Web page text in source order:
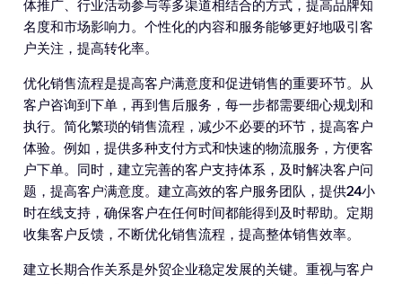
体推广、行业活动参与等多渠道相结合的方式，提高品牌知
名度和市场影响力。个性化的内容和服务能够更好地吸引客
户关注，提高转化率。
优化销售流程是提高客户满意度和促进销售的重要环节。从
客户咨询到下单，再到售后服务，每一步都需要细心规划和
执行。简化繁琐的销售流程，减少不必要的环节，提高客户
体验。例如，提供多种支付方式和快速的物流服务，方便客
户下单。同时，建立完善的客户支持体系，及时解决客户问
题，提高客户满意度。建立高效的客户服务团队，提供24小
时在线支持，确保客户在任何时间都能得到及时帮助。定期
收集客户反馈，不断优化销售流程，提高整体销售效率。
建立长期合作关系是外贸企业稳定发展的关键。重视与客户